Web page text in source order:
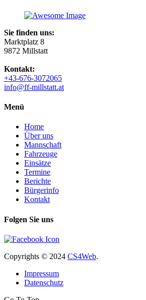
Sie finden uns:
Marktplatz 8
9872 Millstatt
Kontakt:
+43-676-3072065
info@ff-millstatt.at
Menü
Home
Über uns
Mannschaft
Fahrzeuge
Einsätze
Termine
Berichte
Bürgerinfo
Kontakt
Folgen Sie uns
Copyrights © 2024 CS4Web.
Impressum
Datenschutz